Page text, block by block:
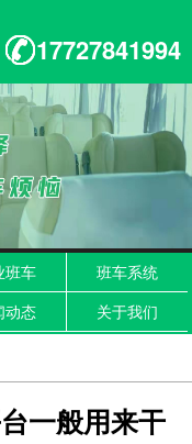
17727841994
班车
班车系统
动态 关于我们
一般用来干